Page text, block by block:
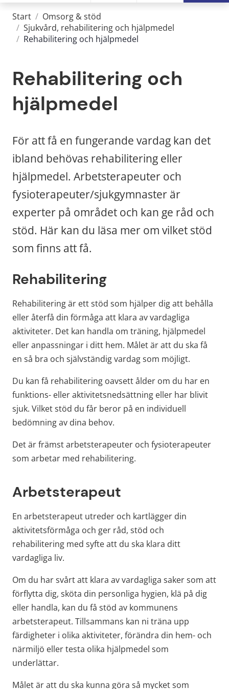
Start / Omsorg & stöd
/ Sjukvård, rehabilitering och hjälpmedel
/ Rehabilitering och hjälpmedel
Rehabilitering och
hjälpmedel
För att få en fungerande vardag kan det
ibland behövas rehabilitering eller
hjälpmedel. Arbetsterapeuter och
fysioterapeuter/sjukgymnaster är
experter på området och kan ge råd och
stöd. Här kan du läsa mer om vilket stöd
som finns att få.
Rehabilitering
Rehabilitering är ett stöd som hjälper dig att behålla
eller återfå din förmåga att klara av vardagliga
aktiviteter. Det kan handla om träning, hjälpmedel
eller anpassningar i ditt hem. Målet är att du ska få
en så bra och självständig vardag som möjligt.
Du kan få rehabilitering oavsett ålder om du har en
funktions- eller aktivitetsnedsättning eller har blivit
sjuk. Vilket stöd du får beror på en individuell
bedömning av dina behov.
Det är främst arbetsterapeuter och fysioterapeuter
som arbetar med rehabilitering.
Arbetsterapeut
En arbetsterapeut utreder och kartlägger din
aktivitetsförmåga och ger råd, stöd och
rehabilitering med syfte att du ska klara ditt
vardagliga liv.
Om du har svårt att klara av vardagliga saker som att
förflytta dig, sköta din personliga hygien, klä på dig
eller handla, kan du få stöd av kommunens
arbetsterapeut. Tillsammans kan ni träna upp
färdigheter i olika aktiviteter, förändra din hem- och
närmiljö eller testa olika hjälpmedel som
underlättar.
Målet är att du ska kunna göra så mycket som